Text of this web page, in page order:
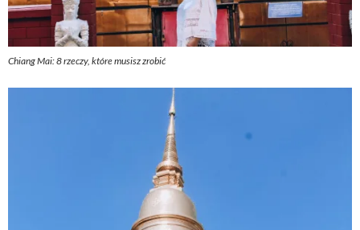
Chiang Mai: 8 rzeczy, które musisz zrobić